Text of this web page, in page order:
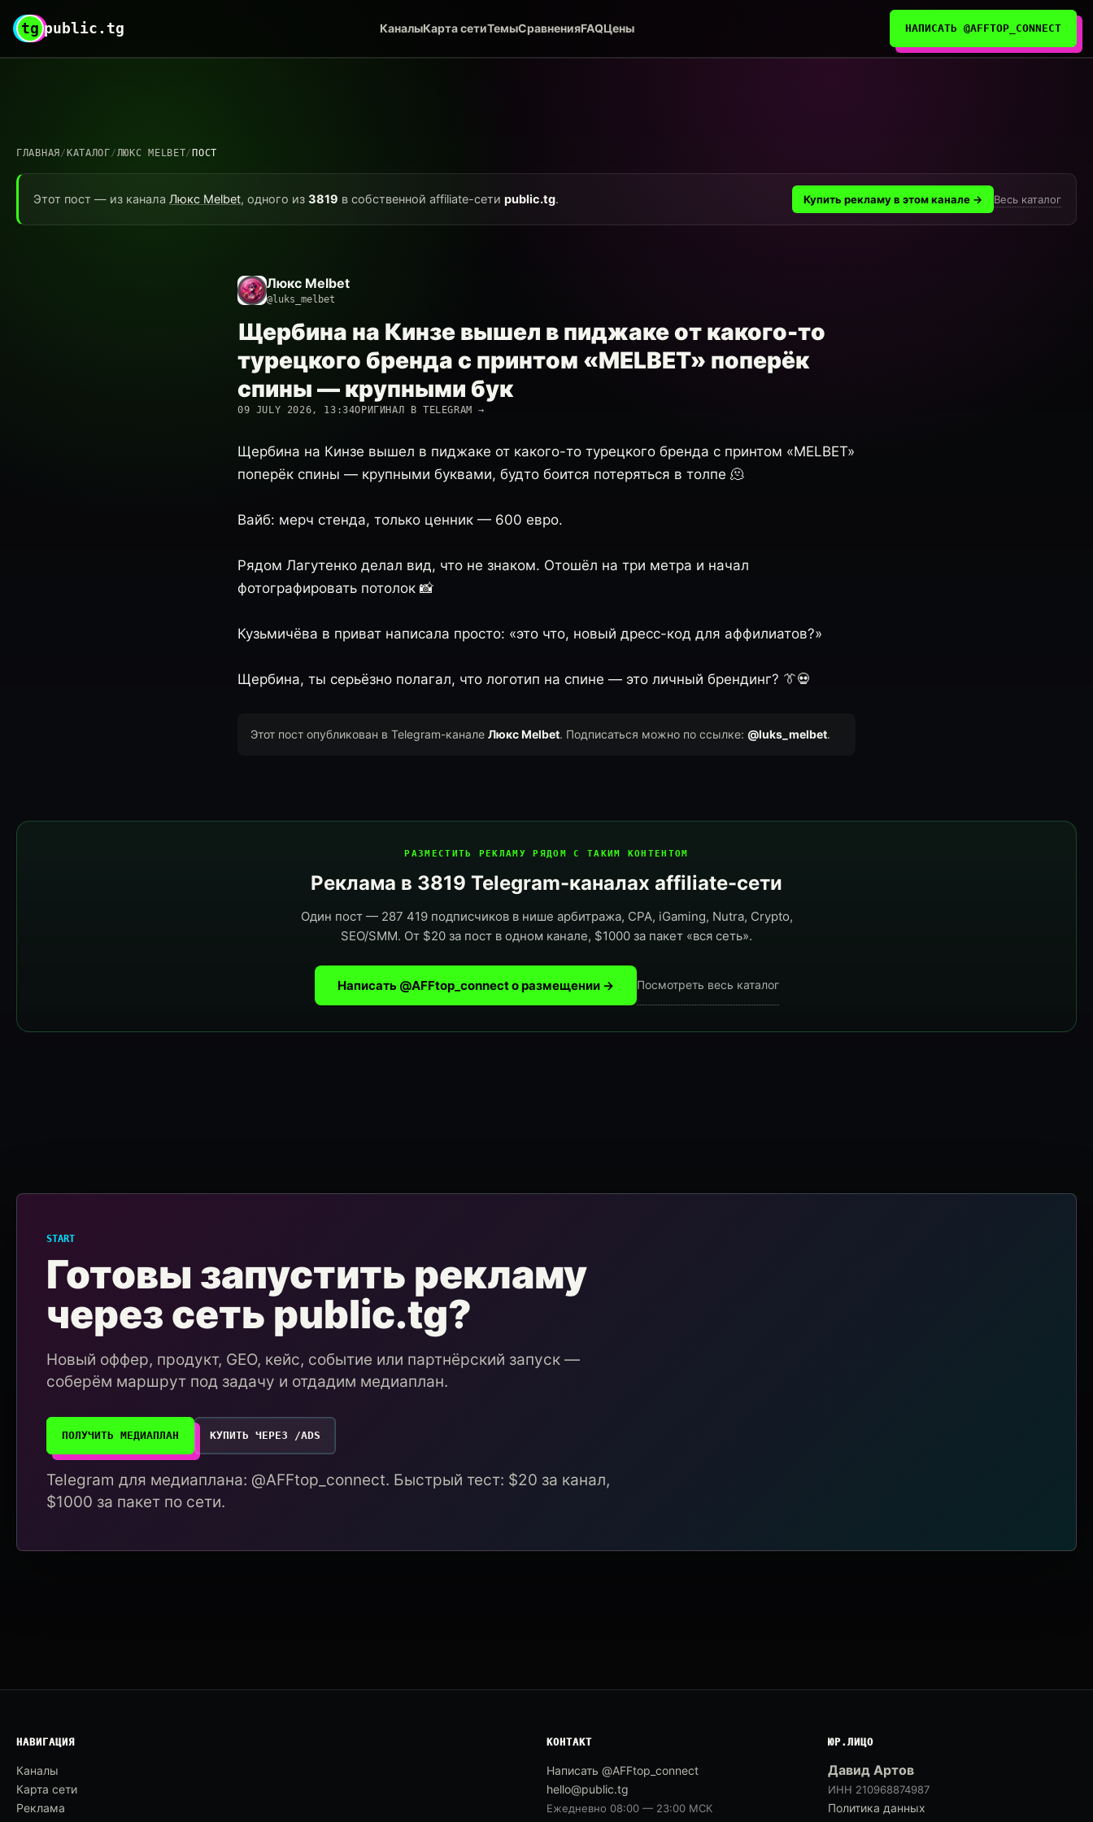
tg public.tg КаналыКарта сетиТемыСравненияFAQЦены НАПИСАТЬ @AFFTOP_CONNECT
ГЛАВНАЯ / КАТАЛОГ/ЛЮКС MELBET/ ПОСТ
Этот пост — из канала Люкс Melbet, одного из 3819 в собственной affiliate-сети public.tg. Купить рекламу в этом канале → Весь каталог
Люкс Melbet
@luks_melbet
Щербина на Кинзе вышел в пиджаке от какого-то
турецкого бренда с принтом «MELBET» поперёк
спины — крупными бук
09 JULY 2026, 13:34ОРИГИНАЛ В TELEGRAM →
Щербина на Кинзе вышел в пиджаке от какого-то турецкого бренда с принтом «MELBET»
поперёк спины — крупными буквами, будто боится потеряться в толпе 🫠
Вайб: мерч стенда, только ценник — 600 евро.
Рядом Лагутенко делал вид, что не знаком. Отошёл на три метра и начал
фотографировать потолок 📸
Кузьмичёва в приват написала просто: «это что, новый дресс-код для аффилиатов?»
Щербина, ты серьёзно полагал, что логотип на спине — это личный брендинг? 👔💀
Этот пост опубликован в Telegram-канале Люкс Melbet. Подписаться можно по ссылке: @luks_melbet.
РАЗМЕСТИТЬ РЕКЛАМУ РЯДОМ С ТАКИМ КОНТЕНТОМ
Реклама в 3819 Telegram-каналах affiliate-сети
Один пост — 287 419 подписчиков в нише арбитража, CPA, iGaming, Nutra, Crypto,
SEO/SMM. От $20 за пост в одном канале, $1000 за пакет «вся сеть».
Написать @AFFtop_connect о размещении → Посмотреть весь каталог
START
Готовы запустить рекламу
через сеть public.tg?
Новый оффер, продукт, GEO, кейс, событие или партнёрский запуск —
соберём маршрут под задачу и отдадим медиаплан.
ПОЛУЧИТЬ МЕДИАПЛАН КУПИТЬ ЧЕРЕЗ /ADS
Telegram для медиаплана: @AFFtop_connect. Быстрый тест: $20 за канал,
$1000 за пакет по сети.
НАВИГАЦИЯ
Каналы
Карта сети
Реклама
КОНТАКТ
Написать @AFFtop_connect
hello@public.tg
Ежедневно 08:00 — 23:00 МСК
ЮР.ЛИЦО
Давид Артов
ИНН 210968874987
Политика данных